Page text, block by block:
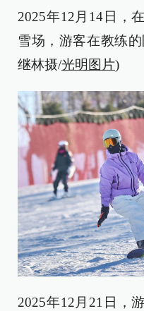
2025年12月14日，
雪场，游客在教练
继林摄/光明图片)
2025年12月21日，